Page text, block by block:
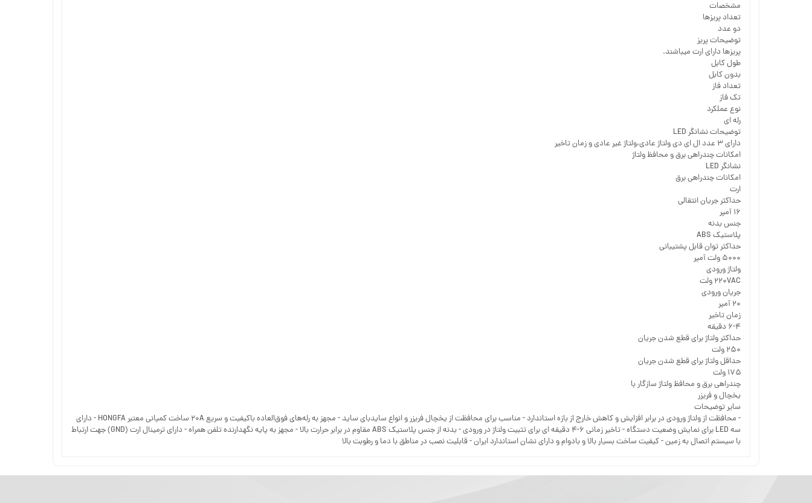
مشخصات
تعداد پریزها
دو عدد
توضیحات پریز
پریزها دارای ارت میباشند.
طول کابل
بدون کابل
تعداد فاز
تک فاز
نوع عملکرد
رله ای
توضیحات نشانگر LED
دارای ۳ عدد ال ای دی ولتاژ عادی،ولتاژ غیر عادی و زمان تاخیر
امکانات چندراهی برق و محافظ ولتاژ
نشانگر LED
امکانات چندراهی برق
ارت
حداکثر جریان انتقالی
۱۶ آمپر
جنس بدنه
پلاستیک ABS
حداکثر توان قابل پشتیبانی
۵۰۰۰ ولت آمپر
ولتاژ ورودی
۲۲۰VAC ولت
جریان ورودی
۲۰ آمپر
زمان تاخیر
۶-۴ دقیقه
حداکثر ولتاژ برای قطع شدن جریان
۲۵۰ ولت
حداقل ولتاژ برای قطع شدن جریان
۱۷۵ ولت
چندراهی برق و محافظ ولتاژ سازگار با
یخچال و فریزر
سایر توضیحات
- محافظت از ولتاژ ورودی در برابر افزایش و کاهش خارج از بازه استاندارد - مناسب برای محافظت از یخچال فریزر و انواع سایدبای ساید - مجهز به رله‌های فوق‌العاده باکیفیت و سریع ۲۰A ساخت کمپانی معتبر HONGFA - دارای
سه LED برای نمایش وضعیت دستگاه - تاخیر زمانی ۶-۴ دقیقه ای برای تثبیت ولتاژ در ورودی - بدنه از جنس پلاستیک ABS مقاوم در برابر حرارت بالا - مجهز به پایه نگهدارنده تلفن همراه - دارای ترمینال ارت (GND) جهت ارتباط
با سیستم اتصال به زمین - کیفیت ساخت بسیار بالا و بادوام و دارای نشان استاندارد ایران - قابلیت نصب در مناطق با دما و رطوبت بالا